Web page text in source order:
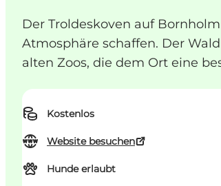
Der Troldeskoven auf
Atmosphäre schaffen. Der
alten Zoos, die dem Ort eine
Kostenlos
Website besuchen
Hunde erlaubt